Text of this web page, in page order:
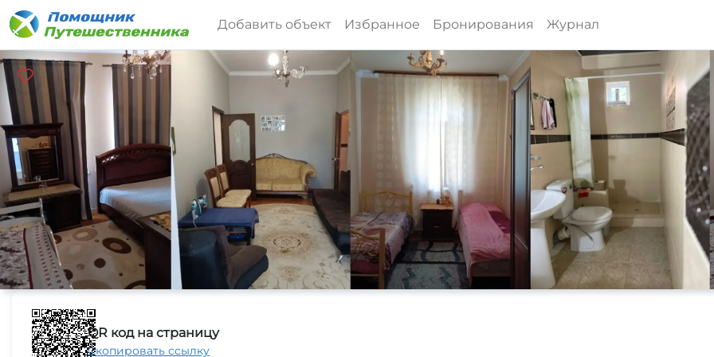
Добавить объект Избранное Бронирования Журнал
QR код на страницу
Скопировать ссылку